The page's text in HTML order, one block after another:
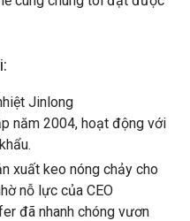
Jinlong
năm 2004, hoạt động với
xuất keo nóng chảy cho
nỗ lực của CEO
đã nhanh chóng vươn